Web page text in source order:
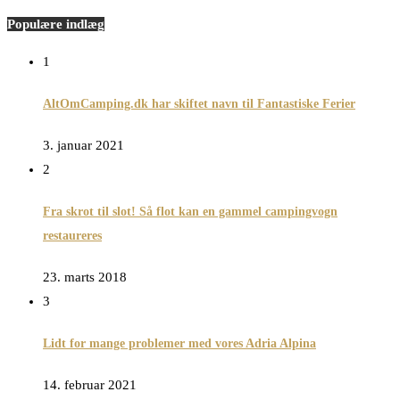
Populære indlæg
1
AltOmCamping.dk har skiftet navn til Fantastiske Ferier
3. januar 2021
2
Fra skrot til slot! Så flot kan en gammel campingvogn
restaureres
23. marts 2018
3
Lidt for mange problemer med vores Adria Alpina
14. februar 2021